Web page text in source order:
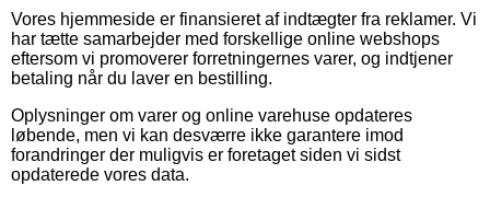
Vores hjemmeside er finansieret af indtægter fra reklamer. Vi
har tætte samarbejder med forskellige online webshops
eftersom vi promoverer forretningernes varer, og indtjener
betaling når du laver en bestilling.
Oplysninger om varer og online varehuse opdateres
løbende, men vi kan desværre ikke garantere imod
forandringer der muligvis er foretaget siden vi sidst
opdaterede vores data.